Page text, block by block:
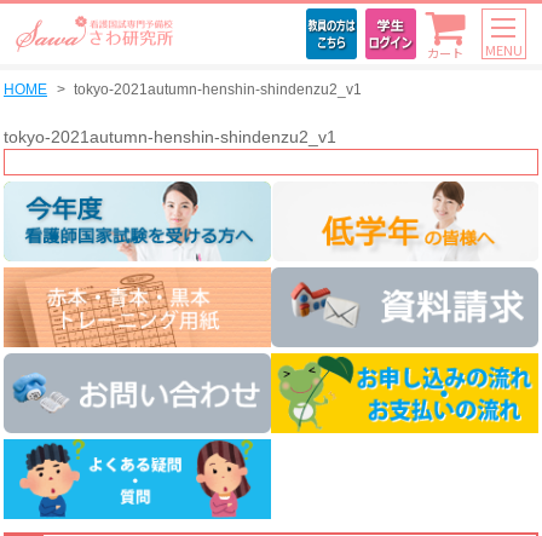
カート MENU
HOME tokyo-2021autumn-henshin-shindenzu2_v1
tokyo-2021autumn-henshin-shindenzu2_v1